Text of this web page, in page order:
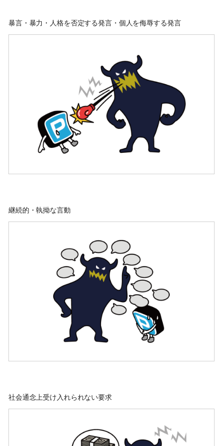
暴言・暴力・人格を否定する発言・個人を侮辱する発言
継続的・執拗な言動
社会通念上受け入れられない要求